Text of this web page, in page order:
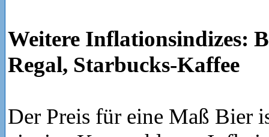
Weitere Inflationsindizes:
Regal, Starbucks-Kaffee
Der Preis für eine Maß Bier